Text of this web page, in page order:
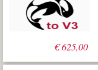
€625,00